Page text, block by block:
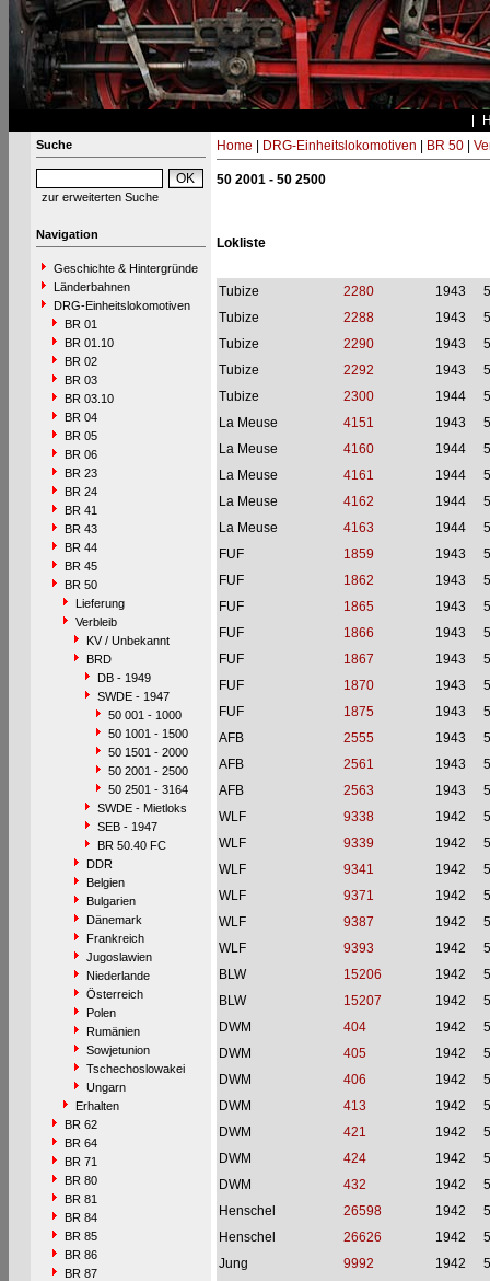
Suche
zur erweiterten Suche
Navigation
Geschichte & Hintergründe
Länderbahnen
DRG-Einheitslokomotiven
BR 01
BR 01.10
BR 02
BR 03
BR 03.10
BR 04
BR 05
BR 06
BR 23
BR 24
BR 41
BR 43
BR 44
BR 45
BR 50
Lieferung
Verbleib
KV / Unbekannt
BRD
DB - 1949
SWDE - 1947
50 001 - 1000
50 1001 - 1500
50 1501 - 2000
50 2001 - 2500
50 2501 - 3164
SWDE - Mietloks
SEB - 1947
BR 50.40 FC
DDR
Belgien
Bulgarien
Dänemark
Frankreich
Jugoslawien
Niederlande
Österreich
Polen
Rumänien
Sowjetunion
Tschechoslowakei
Ungarn
Erhalten
BR 62
BR 64
BR 71
BR 80
BR 81
BR 84
BR 85
BR 86
BR 87
Home DRG-Einheitslokomotiven BR 50|
50 2001 - 50 2500
Lokliste
Tubize 2280 1943
Tubize
2288 1943
Tubize
2290 1943
Tubize
2292 1943
Tubize
2300 1944
La Meuse
4151 1943
La Meuse
4160 1944
La Meuse
4161 1944
La Meuse
4162 1944
La Meuse
4163 1944
FUF
1859 1943
FUF
1862 1943
FUF
1865 1943
FUF
1866 1943
FUF
1867 1943
FUF
1870 1943
FUF
1875 1943
AFB
2555 1943
AFB
2561 1943
AFB
2563 1943
WLF
9338 1942
WLF
9339 1942
WLF
9341 1942
WLF
9371 1942
WLF
9387 1942
WLF
9393 1942
BLW
15206 1942
BLW
15207 1942
DWM
404 1942
DWM
405 1942
DWM
406 1942
DWM
413 1942
DWM
421 1942
DWM
424 1942
DWM
432 1942
Henschel
26598 1942
Henschel
26626 1942
Jung
9992 1942